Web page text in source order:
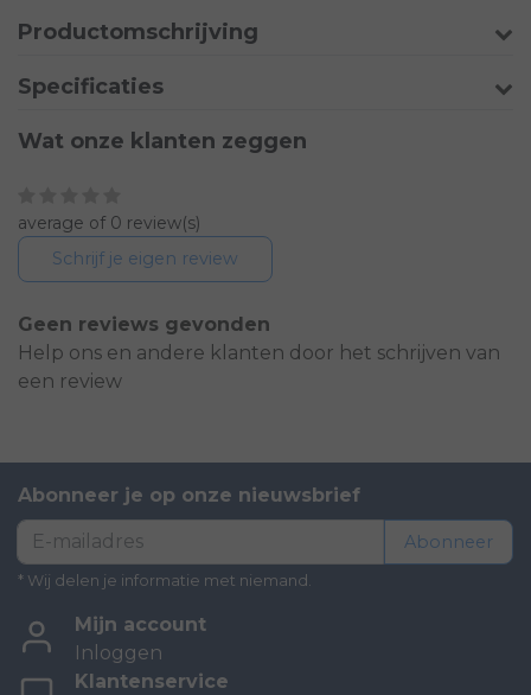
Productomschrijving
Specificaties
Wat onze klanten zeggen
average of 0 review(s)
Schrijf je eigen review
Geen reviews gevonden
Help ons en andere klanten door het schrijven van
een review
Abonneer je op onze nieuwsbrief
Abonneer
* Wij delen je informatie met niemand.
Mijn account
Inloggen
Klantenservice